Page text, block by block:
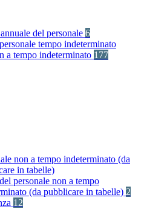
del personale 6
tempo indeterminato
a tempo indeterminato 177
non a tempo indeterminato (da
in tabelle)
personale non a tempo
(da pubblicare in tabelle) 2
12